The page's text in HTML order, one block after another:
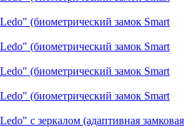
(биометрический замок Smart
(биометрический замок Smart
(биометрический замок Smart
(биометрический замок Smart
с зеркалом (адаптивная замковая